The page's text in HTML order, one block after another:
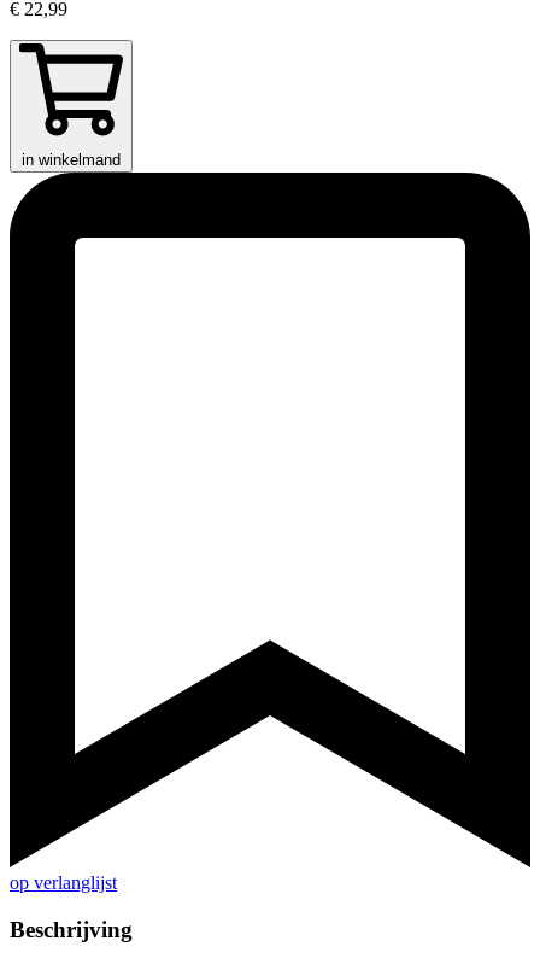
€ 22,99
in winkelmand
op verlanglijst
Beschrijving